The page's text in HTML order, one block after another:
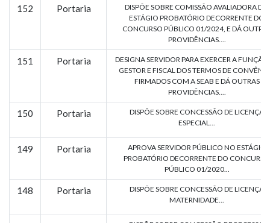
152 Portaria
DISPÕE SOBRE COMISSÃO AVALIADORA DO
ESTÁGIO PROBATÓRIO DECORRENTE DO
CONCURSO PÚBLICO 01/2024, E DÁ
PROVIDÊNCIAS....
151 Portaria
DESIGNA SERVIDOR PARA EXERCER A FUNÇÃO
GESTOR E FISCAL DOS TERMOS DE
FIRMADOS COM A SEAB E DÁ OUTRAS
PROVIDÊNCIAS....
150 Portaria
DISPÕE SOBRE CONCESSÃO DE LICENÇA
ESPECIAL...
149 Portaria
APROVA SERVIDOR PÚBLICO NO ESTÁGIO
PROBATÓRIO DECORRENTE DO CONCURSO
PÚBLICO 01/2020...
148 Portaria
DISPÕE SOBRE CONCESSÃO DE LICENÇA
MATERNIDADE...